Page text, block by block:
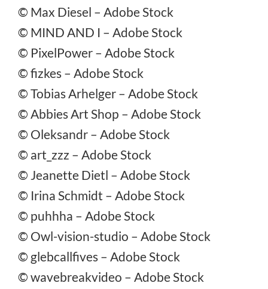
© Max Diesel – Adobe Stock
© MIND AND I – Adobe Stock
© PixelPower – Adobe Stock
© fizkes – Adobe Stock
© Tobias Arhelger – Adobe Stock
© Abbies Art Shop – Adobe Stock
© Oleksandr– Adobe Stock
© art_zzz – Adobe Stock
© Jeanette Dietl – Adobe Stock
© Irina Schmidt – Adobe Stock
© puhhha – Adobe Stock
© Owl-vision-studio – Adobe Stock
© glebcallfives– Adobe Stock
© wavebreakvideo – Adobe Stock